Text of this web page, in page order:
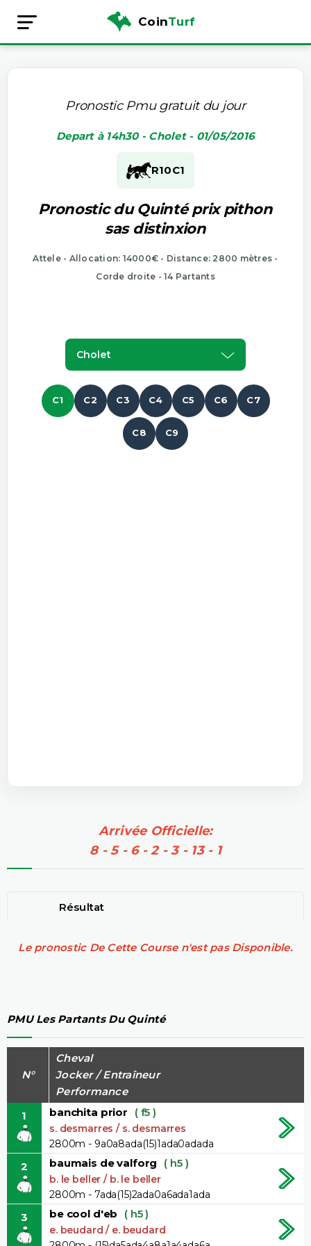
CoinTurf
Pronostic Pmu gratuit du jour
Depart à 14h30 - Cholet - 01/05/2016
R10C1
Pronostic du Quinté prix pithon
sas distinxion
Attele - Allocation: 14000€ - Distance: 2800 mètres -
Corde droite - 14 Partants
Cholet
C1 C2 C3 C4 C5 C6 C7
C8 C9
Arrivée Officielle:
8 - 5 - 6 - 2 - 3 - 13 - 1
Résultat
Le pronostic De Cette Course n'est pas Disponible.
PMU Les Partants Du Quinté
N°
Cheval
Jocker / Entraîneur
Performance
1
banchita prior ( f5 )
s. desmarres / s. desmarres
2800m - 9a0a8ada(15)1ada0adada
2 baumais de valforg ( h5 )
b. le beller / b. le beller
2800m - 7ada(15)2ada0a6ada1ada
3 be cool d'eb ( h5 )
e. beudard / e. beudard